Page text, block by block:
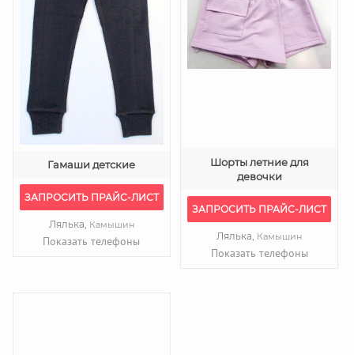
Гамаши детские
ЗАПРОСИТЬ ПРАЙС-ЛИСТ
Лялька, Камышин
Показать телефоны
Шорты летние для
девочки
ЗАПРОСИТЬ ПРАЙС-ЛИСТ
Лялька, Камышин
Показать телефоны